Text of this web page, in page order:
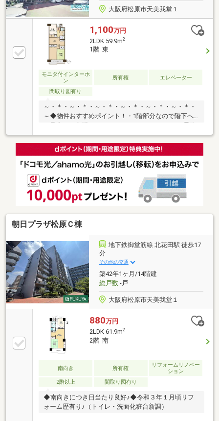
大阪府松原市天美我堂１
1,100万円
2LDK 59.9m2
1階 東
モニタ付インターホ
ン
所有権 エレベーター
間取り図有り
～・＊・～・＊・～・＊・～・＊・～・＊・～・＊・
～◆物件おすすめポイント！・1階部分なので階下へ
も不要ですよ♪・アウトポール工法を採用しているの
でデッドスペースが生まれにくく、家具家電のレイア
ウト配置もらくらくです♪◆リフォーム箇所(2025年月
不詳) 浴室/洗面/給湯器/トイレ/キッチン/TVモニタ
フリーダムは【東証スタンダード上場企業】です。不
動産購入や住宅ローンについては、ハウスフリーダム
にお任せ下さい。（ご来店の際は、店舗前に大型駐車
朝日プラザ松原Ｃ棟
地下鉄御堂筋線 北花田駅 徒歩17
分
その他の交通
築42年1ヶ月/14階建
総戸数-戸
大阪府松原市天美我堂１
880万円
2LDK 61.9m2
2階 南
南向き 所有権
リフォームリノベー
ション
2階以上
間取り図有り
◆南向きにつき日当たり良好♪◆令和３年１月頃リフ
ォーム歴有り♪（トイレ・洗面化粧台新調）